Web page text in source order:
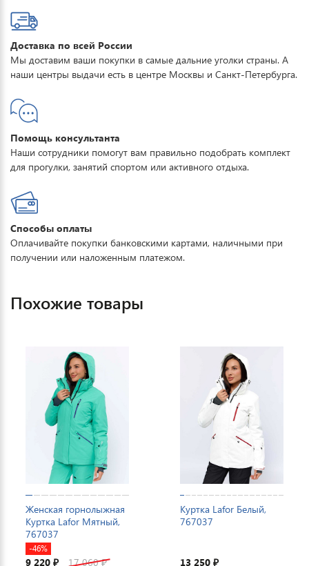
Доставка по всей России
Мы доставим ваши покупки в самые дальние уголки страны. А
наши центры выдачи есть в центре Москвы и Санкт-Петербурга.
Помощь консультанта
Наши сотрудники помогут вам правильно подобрать комплект
для прогулки, занятий спортом или активного отдыха.
Способы оплаты
Оплачивайте покупки банковскими картами, наличными при
получении или наложенным платежом.
Похожие товары
Женская горнолыжная
Куртка Lafor Мятный,
767037
-46%
9 220 ₽ 17 060₽
Куртка Lafor Белый,
767037
13 250 ₽